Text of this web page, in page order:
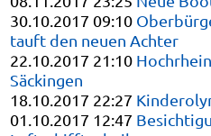
30.10.2017 09:10
tauft den neuen Achter
22.10.2017 21:10
Säckingen
18.10.2017 22:27
01.10.2017 12:47